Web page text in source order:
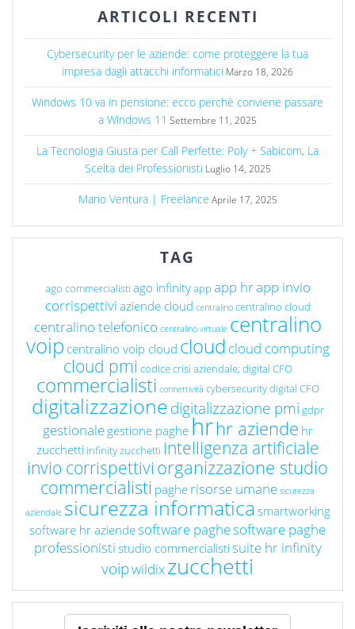
ARTICOLI RECENTI
Cybersecurity per le aziende: come proteggere la tua
impresa dagli attacchi informatici Marzo 18, 2026
Windows 10 va in pensione: ecco perchè conviene passare
a Windows 11 Settembre 11, 2025
La Tecnologia Giusta per Call Perfette: Poly + Sabicom, La
Scelta dei Professionisti Luglio 14, 2025
Mario Ventura | Freelance Aprile 17, 2025
TAG
ago commercialisti ago infinityapp app hrapp invio
corrispettivi aziende cloud centralino centralino cloud
centralino telefonico centralino virtuale centralino
voip centralino voip cloud cloud cloud computing
cloud pmi codice crisi aziendale; digital CFO
commercialisti connettività cybersecuritydigital CFO
digitalizzazionedigitalizzazione pmi gdpr
gestionale gestione paghe hrhr aziende hr
zucchetti infinity zucchetti intelligenza artificiale
invio corrispettivi organizzazione studio
commercialisti paghe risorse umane sicurezza
aziendale sicurezza informatica smartworking
software hr aziendesoftware paghesoftware paghe
professionisti studio commercialisti suite hr infinity
voipwildixzucchetti